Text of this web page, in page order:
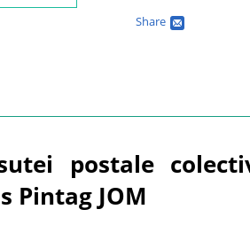
Share
postale
Pintag JOM